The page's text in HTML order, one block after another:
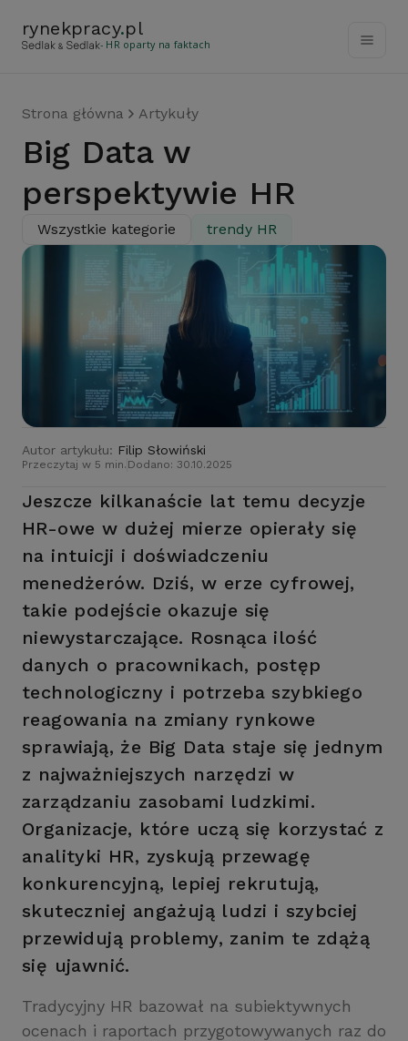
rynekpracy.pl
- HR oparty na faktach
Strona główna Artykuły
Big Data w
perspektywie HR
Wszystkie kategorie trendy HR
Autor artykułu: Filip Słowiński
Przeczytaj w 5 min. Dodano: 30.10.2025
Jeszcze kilkanaście lat temu decyzje
HR-owe w dużej mierze opierały się
na intuicji i doświadczeniu
menedżerów. Dziś, w erze cyfrowej,
takie podejście okazuje się
niewystarczające. Rosnąca ilość
danych o pracownikach, postęp
technologiczny i potrzeba szybkiego
reagowania na zmiany rynkowe
sprawiają, że Big Data staje się jednym
z najważniejszych narzędzi w
zarządzaniu zasobami ludzkimi.
Organizacje, które uczą się korzystać z
analityki HR, zyskują przewagę
konkurencyjną, lepiej rekrutują,
skuteczniej angażują ludzi i szybciej
przewidują problemy, zanim te zdążą
się ujawnić.
Tradycyjny HR bazował na subiektywnych
ocenach i raportach przygotowywanych raz do